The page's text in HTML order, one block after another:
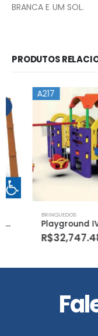
BRANCA E UM SOL.
PRODUTOS
BRINQUEDOS
Playground IV
32,747.48